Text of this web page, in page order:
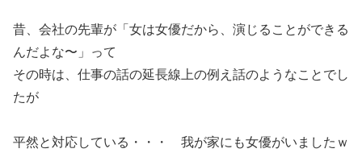
昔、会社の先輩が「女は女優だから、演じることができる
んだよな〜」って
その時は、仕事の話の延長線上の例え話のようなことでし
たが
平然と対応している・・・ 我が家にも女優がいましたｗ